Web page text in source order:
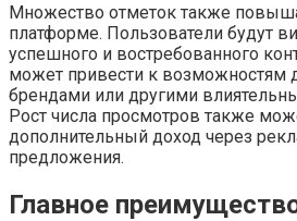
Множество отметок также
платформе. Пользователи будут
успешного и востребованного
может привести к возможностям
брендами или другими
Рост числа просмотров также
дополнительный доход через
предложения.
Главное